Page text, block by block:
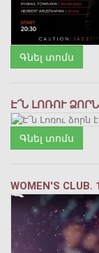
Գնել տոմս
Է՜Ն ԼՈՌՈՒ
Գնել տոմս
WOMEN'S CLUB.